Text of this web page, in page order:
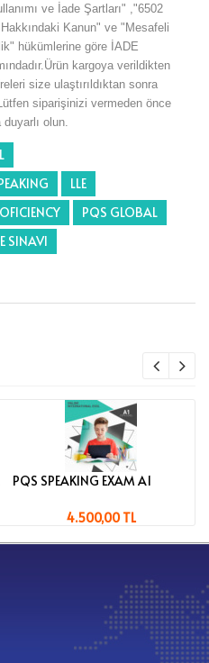
ve İade Şartları" ,"6502
Kanun" ve "Mesafeli
hükümlerine göre İADE
kargoya verildikten
size ulaştırıldıktan sonra
siparişinizi vermeden önce
olun.
LLE
PQS GLOBAL
SINAVI
PQS SPEAKING EXAM A1
4.500,00 TL